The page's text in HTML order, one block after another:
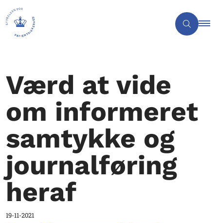
Værd at vide
om informeret
samtykke og
journalføring
heraf
19-11-2021